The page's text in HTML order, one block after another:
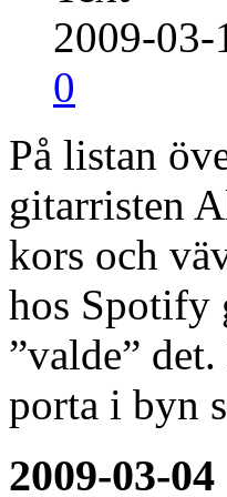
2009-03-
0
På listan
gitarristen
kors och
hos Spotify
”valde”
porta i byn
2009-03-04